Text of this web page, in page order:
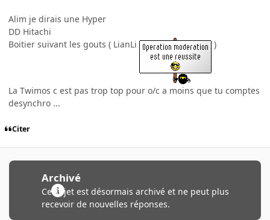
Alim je dirais une Hyper
DD Hitachi
Boitier suivant les gouts ( LianLi
)
La Twimos c est pas trop top pour o/c a moins que tu comptes
desynchro ...
Citer
Archivé
Ce sujet est désormais archivé et ne peut plus
recevoir de nouvelles réponses.